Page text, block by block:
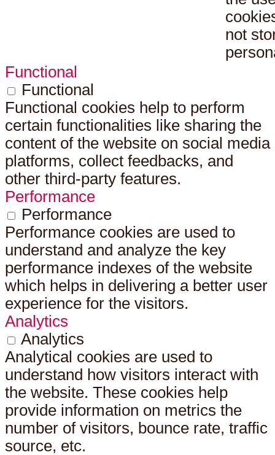
not
Functional
Functional
Functional cookies help to perform
certain functionalities like sharing the
content of the website on social media
platforms, collect feedbacks, and
other third-party features.
Performance
Performance
Performance cookies are used to
understand and analyze the key
performance indexes of the website
which helps in delivering a better user
experience for the visitors.
Analytics
Analytics
Analytical cookies are used to
understand how visitors interact with
the website. These cookies help
provide information on metrics the
number of visitors, bounce rate, traffic
source, etc.